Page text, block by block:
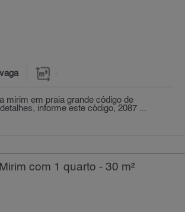
-
mirim em praia grande código de
informe este código, 2087 ...
com 1 quarto - 30 m²